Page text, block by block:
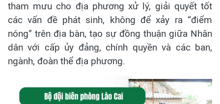
tham mưu cho địa phương xử lý, giải quyết tốt
các vấn đề phát sinh, không để xảy ra “điểm
nóng” trên địa bàn, tạo sự đồng thuận giữa Nhân
dân với cấp ủy đảng, chính quyền và các ban,
ngành, đoàn thể địa phương.